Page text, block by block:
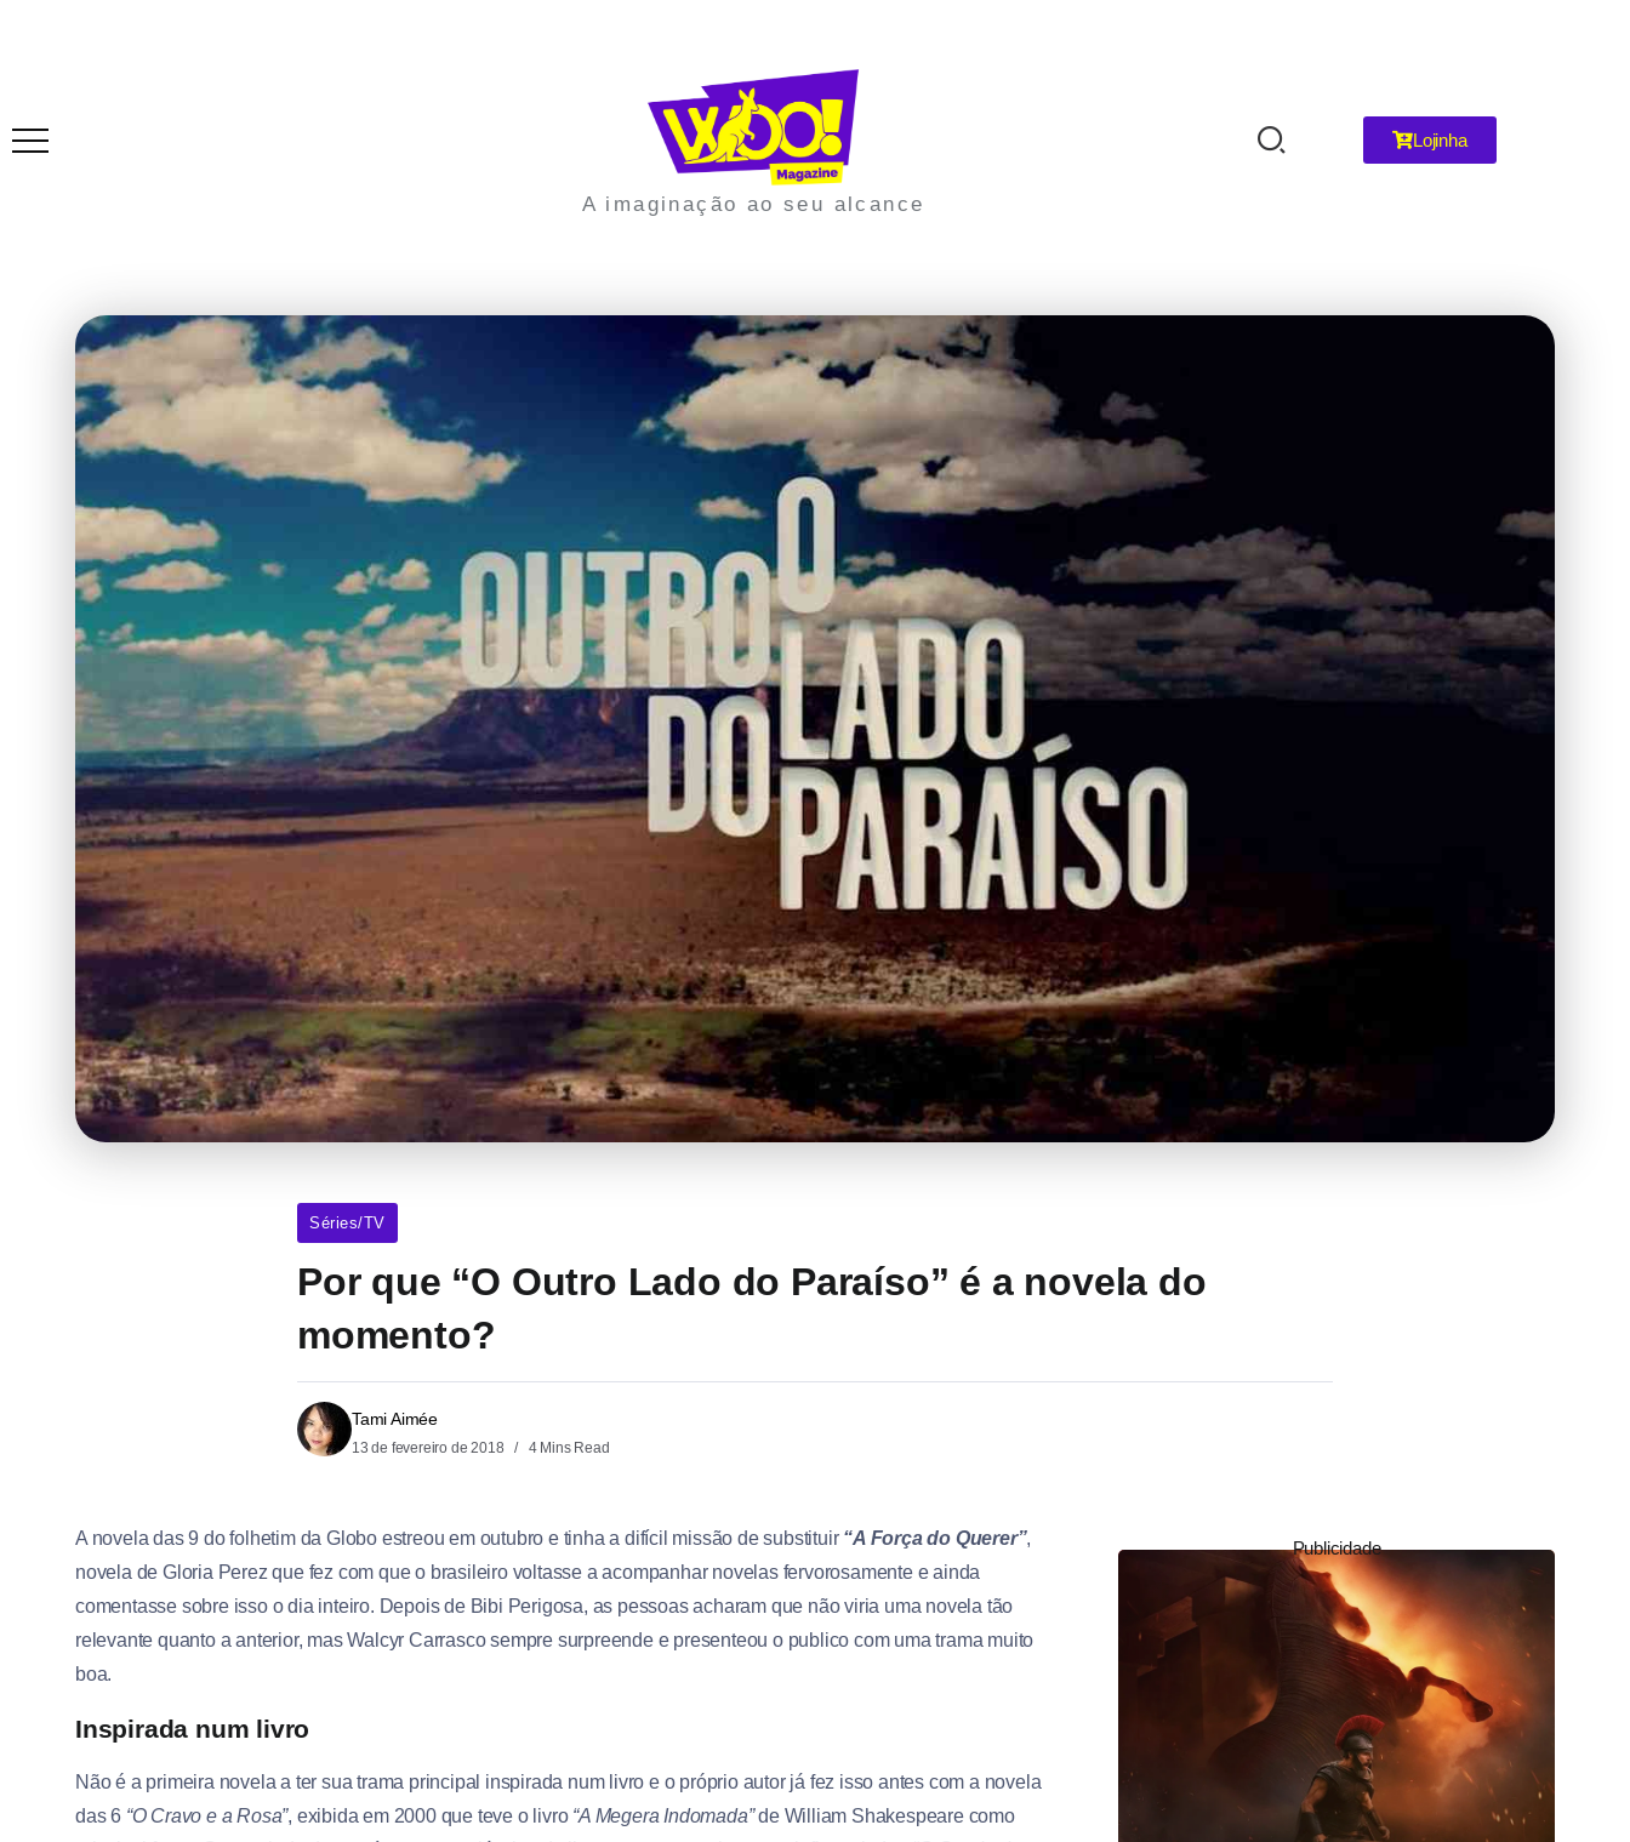
A imaginação ao seu alcance
Lojinha
Séries/TV
Por que “O Outro Lado do Paraíso” é a novela do
momento?
Tami Aimée
13 de fevereiro de 2018 4 Mins Read
A novela das 9 do folhetim da Globo estreou em outubro e tinha a difícil missão de substituir “A Força do Querer”,
novela de Gloria Perez que fez com que o brasileiro voltasse a acompanhar novelas fervorosamente e ainda
comentasse sobre isso o dia inteiro. Depois de Bibi Perigosa, as pessoas acharam que não viria uma novela tão
relevante quanto a anterior, mas Walcyr Carrasco sempre surpreende e presenteou o publico com uma trama muito
boa.
Inspirada num livro
Não é a primeira novela a ter sua trama principal inspirada num livro e o próprio autor já fez isso antes com a novela
das 6 “O Cravo e a Rosa”, exibida em 2000 que teve o livro “A Megera Indomada”de William Shakespeare como
Publicidade